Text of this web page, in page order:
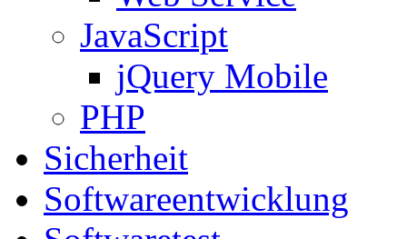
JavaScript
jQuery Mobile
PHP
Sicherheit
Softwareentwicklung